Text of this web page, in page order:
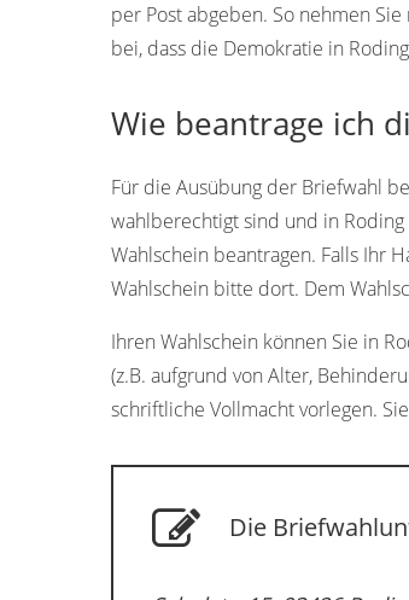
per Post abgeben. So nehmen
bei, dass die Demokratie in
Wie beantrage ich
Für die Ausübung der Briefwahl
wahlberechtigt sind und in
Wahlschein beantragen. Falls Ihr
Wahlschein bitte dort. Dem
Ihren Wahlschein können Sie in
(z.B. aufgrund von Alter,
schriftliche Vollmacht vorlegen.
Die